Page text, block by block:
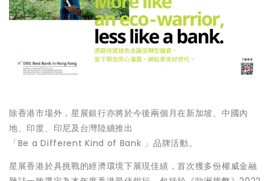
除香港市場外，星展銀行亦將於今後兩個月在新加坡、中國內
地、印度、印尼及台灣陸續推出
「Be a Different Kind of Bank 」品牌活動。
星展香港於具挑戰的經濟環境下展現佳績，首次獲多份權威金融